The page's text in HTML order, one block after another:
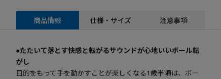
商品情報 仕様・サイズ 注意事項
●たたいて落とす快感と転がるサウンドが心地いいボール転
がし
目的をもって手を動かすことが楽しくなる1歳半頃は、ボー